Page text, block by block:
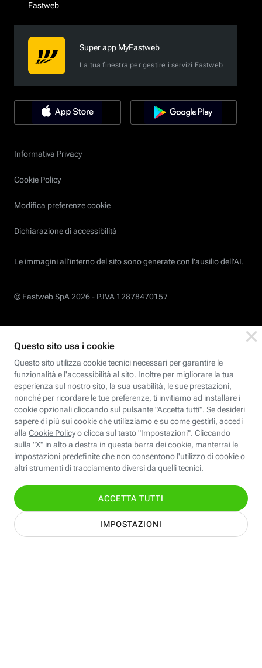
Fastweb
Super app MyFastweb
La tua finestra per gestire i servizi Fastweb
Informativa Privacy
Cookie Policy
Modifica preferenze cookie
Dichiarazione di accessibilità
Le immagini all’interno del sito sono generate con l'ausilio dell'AI.
© Fastweb SpA 2026 - P.IVA 12878470157